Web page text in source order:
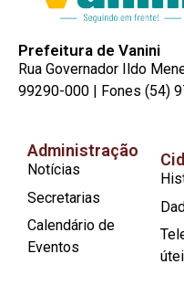
Prefeitura de Vanini
Rua Governador Ildo
99290-000 | Fones (54)
Administração
Notícias
Secretarias
Calendário de
Eventos